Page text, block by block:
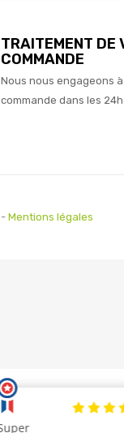
TRAITEMENT DE
COMMANDE
Nous nous engageons
commande dans les
- Mentions légales